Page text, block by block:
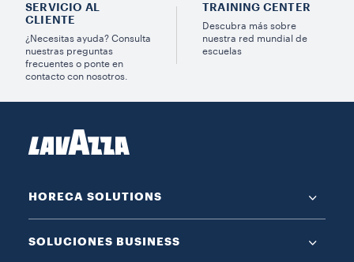
SERVICIO AL
CLIENTE
¿Necesitas ayuda? Consulta
nuestras preguntas
frecuentes o ponte en
contacto con nosotros.
TRAINING CENTER
Descubra más sobre
nuestra red mundial de
escuelas
HORECA SOLUTIONS
SOLUCIONES BUSINESS